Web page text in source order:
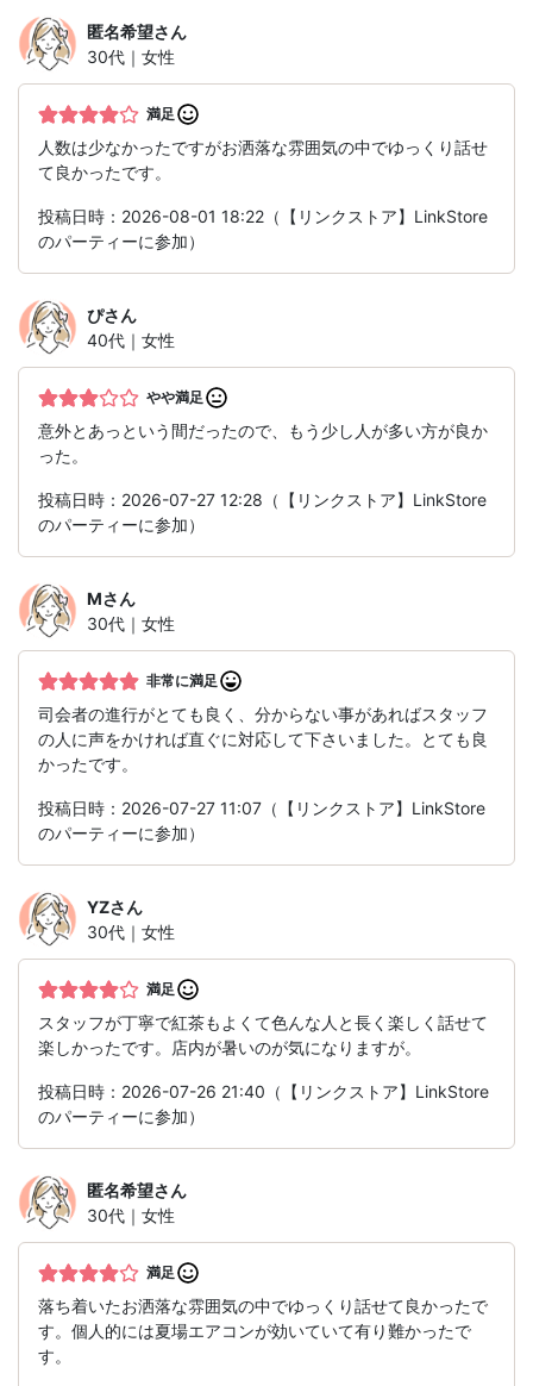
匿名希望さん
30代｜女性
満足
人数は少なかったですがお洒落な雰囲気の中でゆっくり話せ
て良かったです。
投稿日時：2026-08-01 18:22（【リンクストア】LinkStore
のパーティーに参加）
ぴさん
40代｜女性
やや満足
意外とあっという間だったので、もう少し人が多い方が良か
った。
投稿日時：2026-07-27 12:28（【リンクストア】LinkStore
のパーティーに参加）
Mさん
30代｜女性
非常に満足
司会者の進行がとても良く、分からない事があればスタッフ
の人に声をかければ直ぐに対応して下さいました。とても良
かったです。
投稿日時：2026-07-27 11:07（【リンクストア】LinkStore
のパーティーに参加）
YZさん
30代｜女性
満足
スタッフが丁寧で紅茶もよくて色んな人と長く楽しく話せて
楽しかったです。店内が暑いのが気になりますが。
投稿日時：2026-07-26 21:40（【リンクストア】LinkStore
のパーティーに参加）
匿名希望さん
30代｜女性
満足
落ち着いたお洒落な雰囲気の中でゆっくり話せて良かったで
す。個人的には夏場エアコンが効いていて有り難かったで
す。